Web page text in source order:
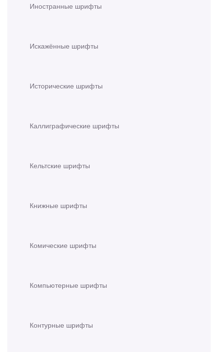
Иностранные шрифты
Искажённые шрифты
Исторические шрифты
Каллиграфические шрифты
Кельтские шрифты
Книжные шрифты
Комические шрифты
Компьютерные шрифты
Контурные шрифты